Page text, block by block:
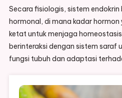
Secara fisiologis, sistem
hormonal, di mana kadar
ketat untuk menjaga
berinteraksi dengan sistem saraf
fungsi tubuh dan adaptasi